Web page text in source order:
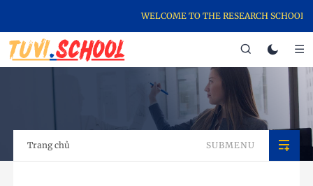
WELCOME TO THE RESEARCH SCHOOL
Trang chủ SUBMENU